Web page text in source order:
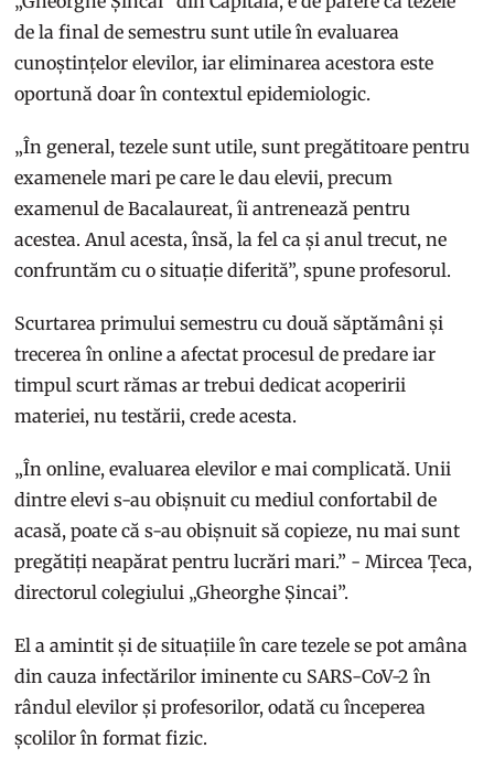
de la final de semestru sunt utile în evaluarea
cunoștințelor elevilor, iar eliminarea acestora este
oportună doar în contextul epidemiologic.
„În general, tezele sunt utile, sunt pregătitoare pentru
examenele mari pe care le dau elevii, precum
examenul de Bacalaureat, îi antrenează pentru
acestea. Anul acesta, însă, la fel ca și anul trecut, ne
confruntăm cu o situație diferită”, spune profesorul.
Scurtarea primului semestru cu două săptămâni și
trecerea în online a afectat procesul de predare iar
timpul scurt rămas ar trebui dedicat acoperirii
materiei, nu testării, crede acesta.
„În online, evaluarea elevilor e mai complicată. Unii
dintre elevi s-au obișnuit cu mediul confortabil de
acasă, poate că s-au obișnuit să copieze, nu mai sunt
pregătiți neapărat pentru lucrări mari.” - Mircea Țeca,
directorul colegiului „Gheorghe Șincai”.
El a amintit și de situațiile în care tezele se pot amâna
din cauza infectărilor iminente cu SARS-CoV-2 în
rândul elevilor și profesorilor, odată cu începerea
școlilor în format fizic.